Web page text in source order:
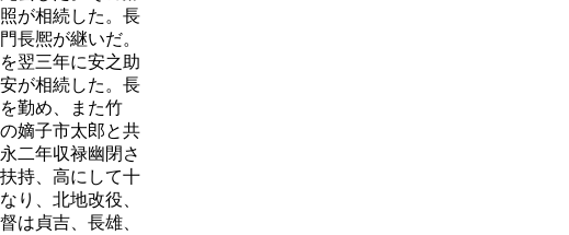
が相続した。長
長熈が継いだ。
翌三年に安之助
が相続した。長
勤め、また竹
嫡子市太郎と共
二年収禄幽閉さ
持、高にして十
り、北地改役、
は貞吉、長雄、